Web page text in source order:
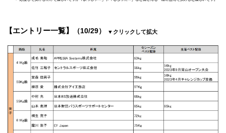
【エントリー一覧】 （10/29） ▼クリックして拡大